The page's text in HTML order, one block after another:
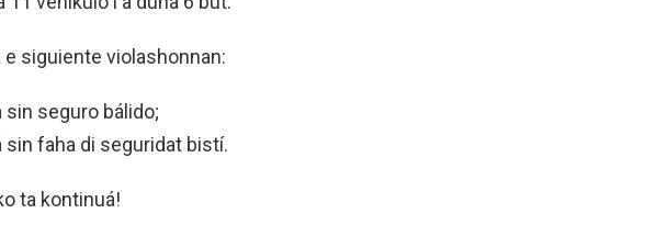
e siguiente violashonnan:
sin seguro bálido;
sin faha di seguridat bistí.
ta kontinuá!